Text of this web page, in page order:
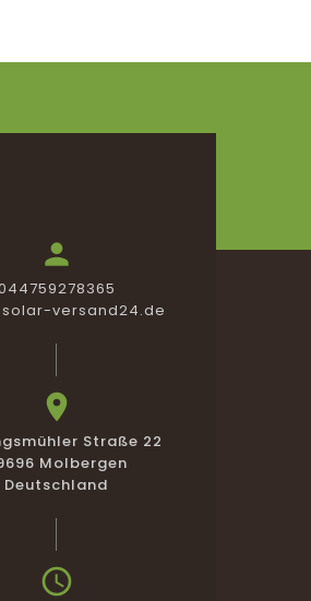

versand24.de

Straße 22
Molbergen
Deutschland
